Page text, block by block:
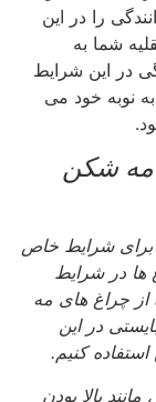
را در این
شما به
در این شرایط
نوبه خود می
مه شکن
برای شرایط خاص
ها در شرایط
از چراغ های مه
در این
کنیم.
بالا بودن